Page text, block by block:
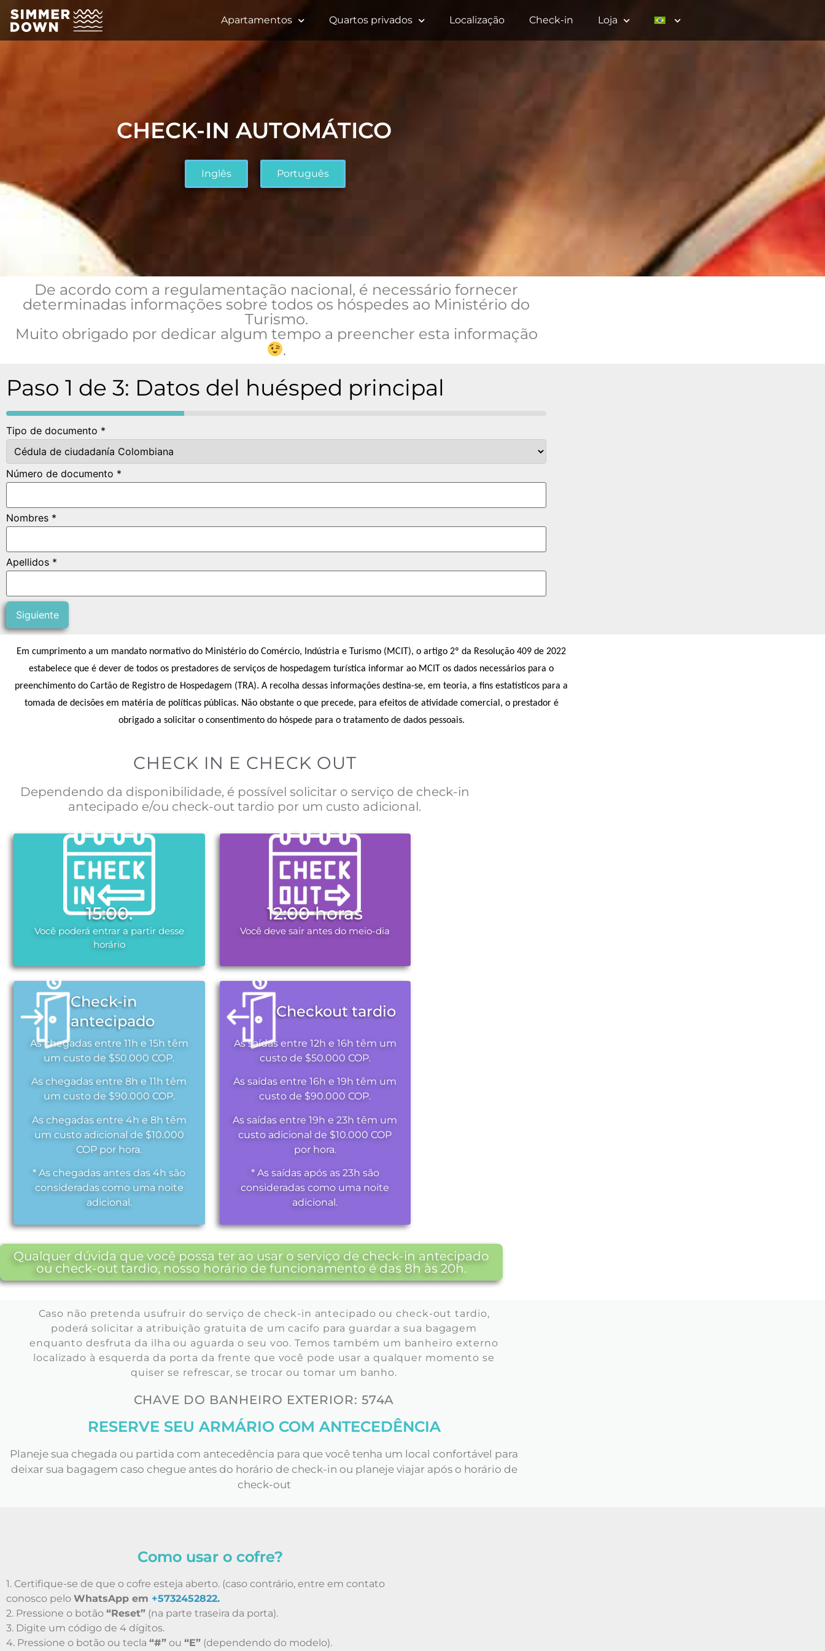
Apartamentos Quartos privados Localização Check-in Loja
CHECK-IN AUTOMÁTICO
Inglês Português
De acordo com a regulamentação nacional, é necessário fornecer
determinadas informações sobre todos os hóspedes ao Ministério do
Turismo.
Muito obrigado por dedicar algum tempo a preencher esta informação
.
Paso 1 de 3: Datos del huésped principal
Tipo de documento *
Número de documento *
Nombres *
Apellidos *
Siguiente
Em cumprimento a um mandato normativo do Ministério do Comércio, Indústria e Turismo (MCIT), o artigo 2º da Resolução 409 de 2022
estabelece que é dever de todos os prestadores de serviços de hospedagem turística informar ao MCIT os dados necessários para o
preenchimento do Cartão de Registro de Hospedagem (TRA). A recolha dessas informações destina-se, em teoria, a fins estatísticos para a
tomada de decisões em matéria de políticas públicas. Não obstante o que precede, para efeitos de atividade comercial, o prestador é
obrigado a solicitar o consentimento do hóspede para o tratamento de dados pessoais.
CHECK IN E CHECK OUT
Dependendo da disponibilidade, é possível solicitar o serviço de check-in
antecipado e/ou check-out tardio por um custo adicional.
15:00.
Você poderá entrar a partir desse
horário
12:00 horas
Você deve sair antes do meio-dia
Check-in
antecipado
As chegadas entre 11h e 15h têm
um custo de $50.000 COP.
As chegadas entre 8h e 11h têm
um custo de $90.000 COP.
As chegadas entre 4h e 8h têm
um custo adicional de $10.000
COP por hora.
* As chegadas antes das 4h são
consideradas como uma noite
adicional.
Checkout tardio
As saídas entre 12h e 16h têm um
custo de $50.000 COP.
As saídas entre 16h e 19h têm um
custo de $90.000 COP.
As saídas entre 19h e 23h têm um
custo adicional de $10.000 COP
por hora.
* As saídas após as 23h são
consideradas como uma noite
adicional.
Qualquer dúvida que você possa ter ao usar o serviço de check-in antecipado
ou check-out tardio, nosso horário de funcionamento é das 8h às 20h.
Caso não pretenda usufruir do serviço de check-in antecipado ou check-out tardio,
poderá solicitar a atribuição gratuita de um cacifo para guardar a sua bagagem
enquanto desfruta da ilha ou aguarda o seu voo. Temos também um banheiro externo
localizado à esquerda da porta da frente que você pode usar a qualquer momento se
quiser se refrescar, se trocar ou tomar um banho.
CHAVE DO BANHEIRO EXTERIOR: 574A
RESERVE SEU ARMÁRIO COM ANTECEDÊNCIA
Planeje sua chegada ou partida com antecedência para que você tenha um local confortável para
deixar sua bagagem caso chegue antes do horário de check-in ou planeje viajar após o horário de
check-out
Como usar o cofre?
1. Certifique-se de que o cofre esteja aberto. (caso contrário, entre em contato
conosco pelo WhatsApp em +5732452822.
2. Pressione o botão “Reset” (na parte traseira da porta).
3. Digite um código de 4 dígitos.
4. Pressione o botão ou tecla “#” ou “E” (dependendo do modelo).